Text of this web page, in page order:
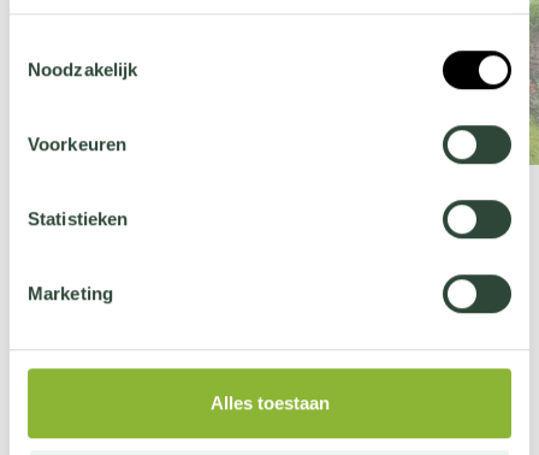
jehier.
Noodzakelijk
Voorkeuren
Statistieken
Marketing
Alles toestaan